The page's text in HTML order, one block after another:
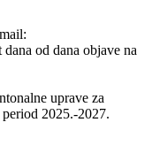
od dana objave na
uprave za
2025.-2027.